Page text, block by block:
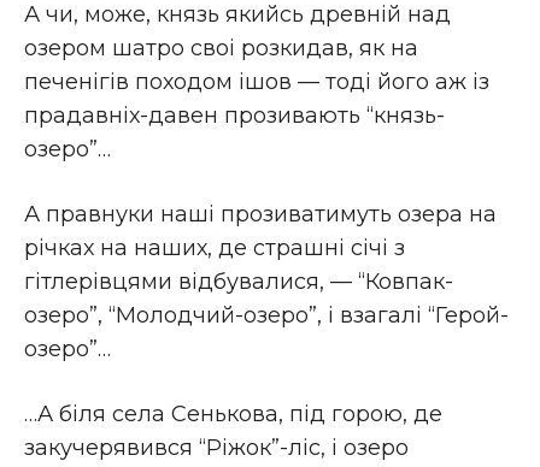
А чи, може, князь якийсь древнiй над
озером шатро своі розкидав, як на
печенiгiв походом iшов — тодi його аж iз
прадавнiх-давен прозивають “князь-
озеро”…
А правнуки нашi прозиватимуть озера на
рiчках на наших, де страшнi сiчi з
гiтлерiвцями вiдбувалися, — “Ковпак-
озеро”, “Молодчий-озеро”, i взагалi “Герой-
озеро”…
…А бiля села Сенькова, пiд горою, де
закучерявився “Рiжок”-лiс, і озеро